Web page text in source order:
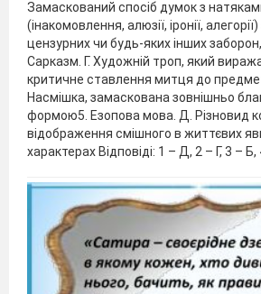
Замаскований спосіб думок з
(інакомовлення, алюзії, іронії,
цензурних чи будь-яких інших
Сарказм. Г. Художній троп, який
критичне ставлення митця до
Насмішка, замаскована зовнішньо
формою5. Езопова мова. Д. Різновид
відображення смішного в життєвих
характерах Відповіді: 1 – Д, 2 – Г, 3 –